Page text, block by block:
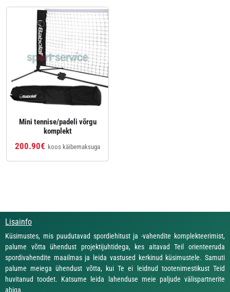
Mini tennise/padeli võrgu
komplekt
200.90€ koos käibemaksuga
Lisainfo
Küsimustes, mis puudutavad spordiehitust ja -vahendite komplekteerimist,
palume võtta ühendust projektijuhtidega, kes aitavad Teil orienteeruda
spordivahendite maailmas ja leida vastused kerkinud küsimustele. Samuti
palume meiega ühendust võtta, kui Te ei leidnud tootenimestikust Teid
huvitanud toodet. Katsume leida lahenduse meie paljude välispartnerite
abiga.